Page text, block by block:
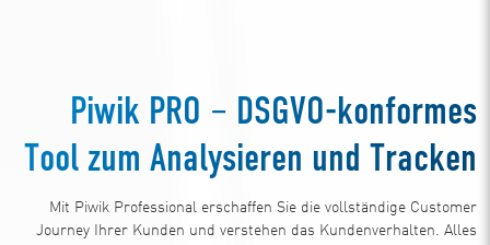
Piwik PRO – DSGVO-konformes
Tool zum Analysieren und Tracken
Mit Piwik Professional erschaffen Sie die vollständige Customer
Journey Ihrer Kunden und verstehen das Kundenverhalten. Alles